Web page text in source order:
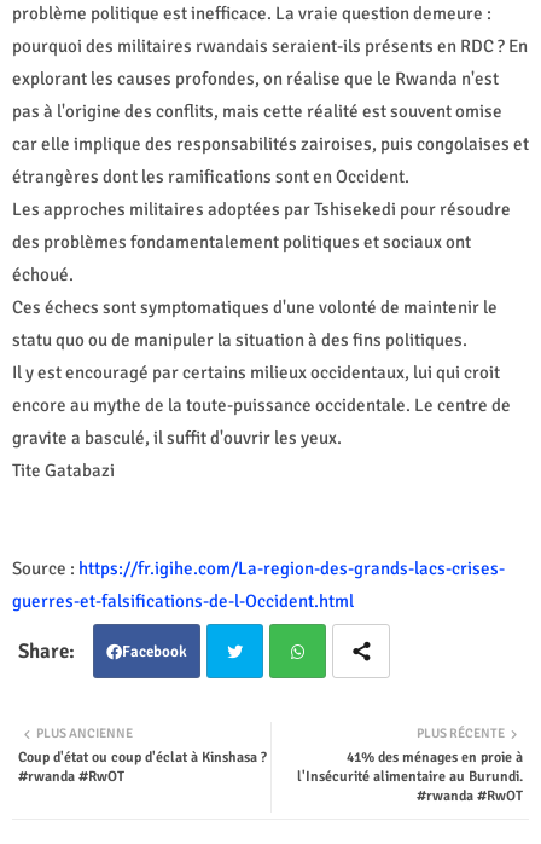
problème politique est inefficace. La vraie question demeure :
pourquoi des militaires rwandais seraient-ils présents en RDC ? En
explorant les causes profondes, on réalise que le Rwanda n'est
pas à l'origine des conflits, mais cette réalité est souvent omise
car elle implique des responsabilités zairoises, puis congolaises et
étrangères dont les ramifications sont en Occident.
Les approches militaires adoptées par Tshisekedi pour résoudre
des problèmes fondamentalement politiques et sociaux ont
échoué.
Ces échecs sont symptomatiques d'une volonté de maintenir le
statu quo ou de manipuler la situation à des fins politiques.
Il y est encouragé par certains milieux occidentaux, lui qui croit
encore au mythe de la toute-puissance occidentale. Le centre de
gravite a basculé, il suffit d'ouvrir les yeux.
Tite Gatabazi
Source : https://fr.igihe.com/La-region-des-grands-lacs-crises-
guerres-et-falsifications-de-l-Occident.html
Facebook
ter
PLUS RÉCENTE
41% des ménages en proie à
l'Insécurité alimentaire au Burundi.
#rwanda #RwOT
PLUS ANCIENNE
Coup d'état ou coup d'éclat à Kinshasa ?
#rwanda #RwOT